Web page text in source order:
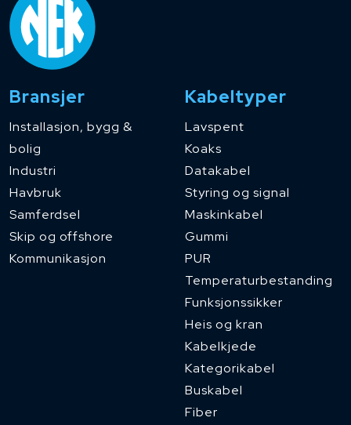
Bransjer
Installasjon, bygg &
bolig
Industri
Havbruk
Samferdsel
Skip og offshore
Kommunikasjon
Kabeltyper
Lavspent
Koaks
Datakabel
Styring og signal
Maskinkabel
Gummi
PUR
Temperaturbestanding
Funksjonssikker
Heis og kran
Kabelkjede
Kategorikabel
Buskabel
Fiber